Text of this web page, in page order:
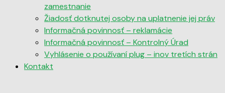
zamestnanie
Žiadosť dotknutej osoby na uplatnenie jej práv
Informačná povinnosť – reklamácie
Informačná povinnosť – Kontrolný Úrad
Vyhlásenie o používaní plug – inov tretích strán
Kontakt